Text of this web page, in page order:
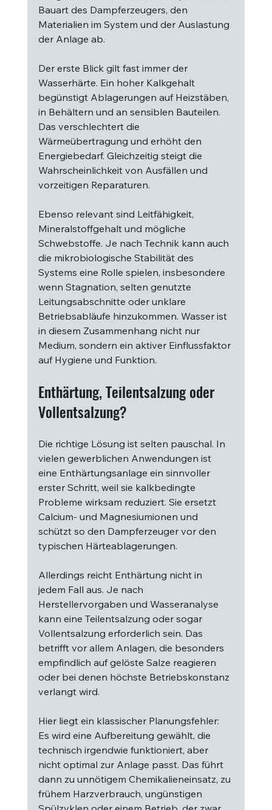
Bauart des Dampferzeugers, den
Materialien im System und der Auslastung
der Anlage ab.
Der erste Blick gilt fast immer der
Wasserhärte. Ein hoher Kalkgehalt
begünstigt Ablagerungen auf Heizstäben,
in Behältern und an sensiblen Bauteilen.
Das verschlechtert die
Wärmeübertragung und erhöht den
Energiebedarf. Gleichzeitig steigt die
Wahrscheinlichkeit von Ausfällen und
vorzeitigen Reparaturen.
Ebenso relevant sind Leitfähigkeit,
Mineralstoffgehalt und mögliche
Schwebstoffe. Je nach Technik kann auch
die mikrobiologische Stabilität des
Systems eine Rolle spielen, insbesondere
wenn Stagnation, selten genutzte
Leitungsabschnitte oder unklare
Betriebsabläufe hinzukommen. Wasser ist
in diesem Zusammenhang nicht nur
Medium, sondern ein aktiver Einflussfaktor
auf Hygiene und Funktion.
Enthärtung, Teilentsalzung oder
Vollentsalzung?
Die richtige Lösung ist selten pauschal. In
vielen gewerblichen Anwendungen ist
eine Enthärtungsanlage ein sinnvoller
erster Schritt, weil sie kalkbedingte
Probleme wirksam reduziert. Sie ersetzt
Calcium- und Magnesiumionen und
schützt so den Dampferzeuger vor den
typischen Härteablagerungen.
Allerdings reicht Enthärtung nicht in
jedem Fall aus. Je nach
Herstellervorgaben und Wasseranalyse
kann eine Teilentsalzung oder sogar
Vollentsalzung erforderlich sein. Das
betrifft vor allem Anlagen, die besonders
empfindlich auf gelöste Salze reagieren
oder bei denen höchste Betriebskonstanz
verlangt wird.
Hier liegt ein klassischer Planungsfehler:
Es wird eine Aufbereitung gewählt, die
technisch irgendwie funktioniert, aber
nicht optimal zur Anlage passt. Das führt
dann zu unnötigem Chemikalieneinsatz, zu
frühem Harzverbrauch, ungünstigen